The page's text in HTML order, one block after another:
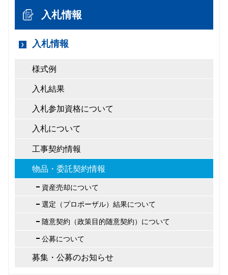
入札情報
入札情報
様式例
入札結果
入札参加資格について
入札について
工事契約情報
物品・委託契約情報
資産売却について
選定（プロポーザル）結果について
随意契約（政策目的随意契約）について
公募について
募集・公募のお知らせ